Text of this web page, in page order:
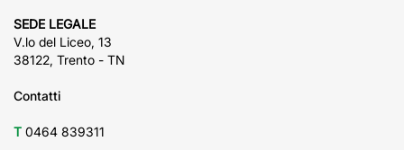
SEDE LEGALE
V.lo del Liceo, 13
38122, Trento - TN
Contatti
T 0464 839311